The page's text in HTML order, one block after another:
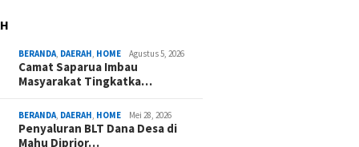
BERANDA DAERAH HOME Agustus 5, 2026
Camat Saparua Imbau
Masyarakat Tingkatka…
BERANDA DAERAH HOME Mei 28, 2026
Penyaluran BLT Dana Desa di
Mahu Diprior…